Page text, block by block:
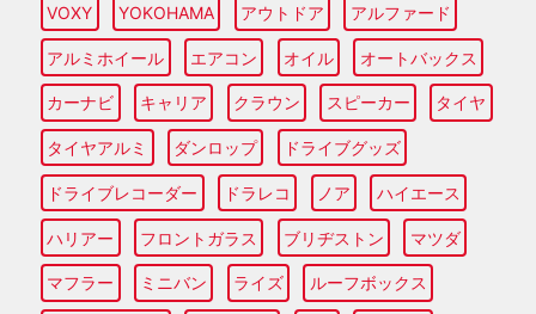
VOXY YOKOHAMA アウトドア アルファード
アルミホイール エアコン オイル オートバックス
カーナビ キャリア クラウン スピーカー タイヤ
タイヤアルミ ダンロップ ドライブグッズ
ドライブレコーダー ドラレコ ノア ハイエース
ハリアー フロントガラス ブリヂストン マツダ
マフラー ミニバン ライズ ルーフボックス